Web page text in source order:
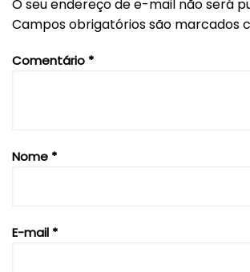
O seu endereço de e-mail não será
Campos obrigatórios são marcados
Comentário *
Nome *
E-mail *